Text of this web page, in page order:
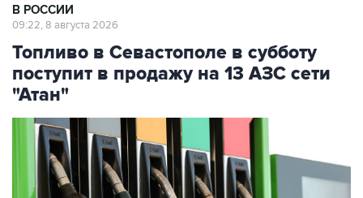
В РОССИИ
09:22, 8 августа 2026
Топливо в Севастополе в субботу
поступит в продажу на 13 АЗС сети
"Атан"